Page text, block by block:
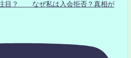
注目？ なぜ私は入会拒否？真相が